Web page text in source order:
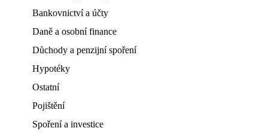
Bankovnictví a účty
Daně a osobní finance
Důchody a penzijní spoření
Hypotéky
Ostatní
Pojištění
Spoření a investice